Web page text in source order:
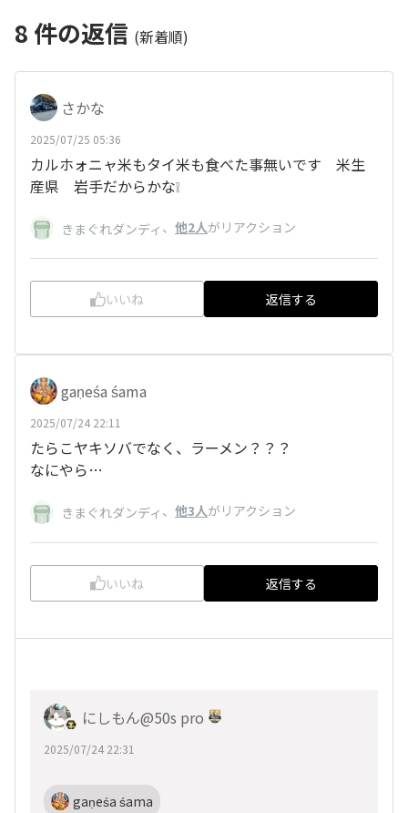
8 件の返信 (新着順)
さかな
2025/07/25 05:36
カルホォニャ米もタイ米も食べた事無いです 米生
産県 岩手だからかな❕
きまぐれダンディ 、 他2人がリアクション
いいね 返信する
gaṇeśa śama
2025/07/24 22:11
たらこヤキソバでなく、ラーメン？？？
なにやら…
きまぐれダンディ 、 他3人がリアクション
いいね 返信する
にしもん@50s pro
2025/07/24 22:31
gaṇeśa śama